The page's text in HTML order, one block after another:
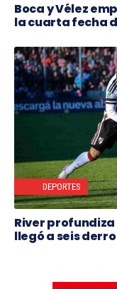
Boca y Vélez
la cuarta fecha
DEPORTES
River
llegó a seis